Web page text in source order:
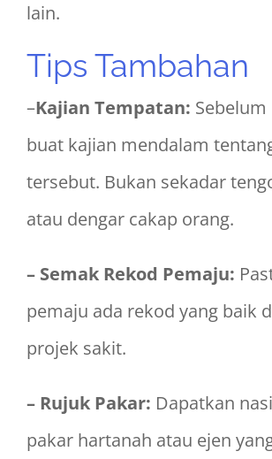
lain.
Tips Tambahan
–Kajian Tempatan:
buat kajian mendalam
tersebut. Bukan sekadar
atau dengar cakap orang.
– Semak Rekod Pemaju:
pemaju ada rekod yang baik
projek sakit.
– Rujuk Pakar: Dapatkan
pakar hartanah atau ejen